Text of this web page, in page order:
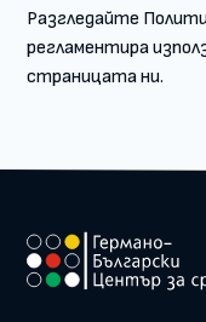
Разгледайте
регламентира
страницата ни.